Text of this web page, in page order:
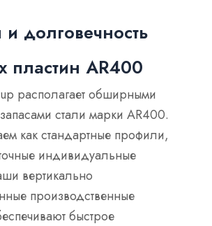
долговечность
пластин AR400
располагает обширными
стали марки AR400.
как стандартные профили,
индивидуальные
вертикально
производственные
быстрое